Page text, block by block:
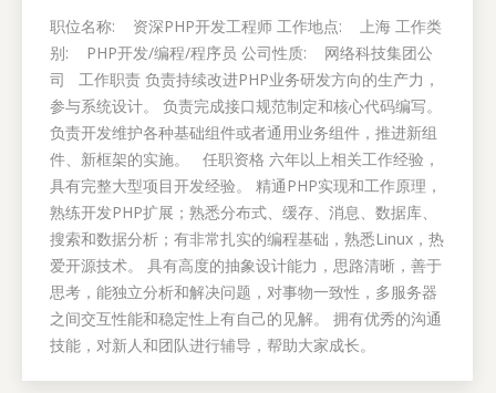
职位名称: 资深PHP开发工程师 工作地点: 上海 工作类
别: PHP开发/编程/程序员 公司性质: 网络科技集团公
司 工作职责 负责持续改进PHP业务研发方向的生产力，
参与系统设计。 负责完成接口规范制定和核心代码编写。
负责开发维护各种基础组件或者通用业务组件，推进新组
件、新框架的实施。 任职资格 六年以上相关工作经验，
具有完整大型项目开发经验。 精通PHP实现和工作原理，
熟练开发PHP扩展；熟悉分布式、缓存、消息、数据库、
搜索和数据分析；有非常扎实的编程基础，熟悉Linux，热
爱开源技术。 具有高度的抽象设计能力，思路清晰，善于
思考，能独立分析和解决问题，对事物一致性，多服务器
之间交互性能和稳定性上有自己的见解。 拥有优秀的沟通
技能，对新人和团队进行辅导，帮助大家成长。